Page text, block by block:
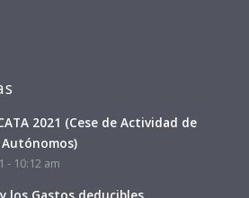
2021 (Cese de Actividad de
- 10:12 am